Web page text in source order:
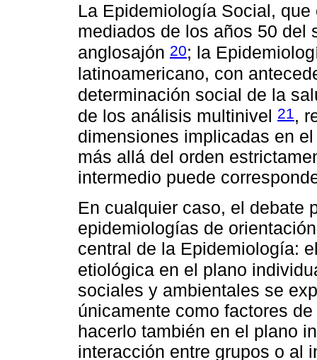
La Epidemiología Social,
mediados de los años 50 del
anglosajón 20; la
latinoamericano, con
determinación social de la
de los análisis multinivel 21,
dimensiones implicadas en
más allá del orden
intermedio puede
En cualquier caso, el debate
epidemiologías de
central de la Epidemiología:
etiológica en el plano
sociales y ambientales se
únicamente como factores
hacerlo también en el plano
interacción entre grupos o al